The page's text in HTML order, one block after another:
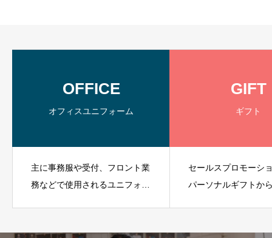
OFFICE
オフィスユニフォーム
主に事務服や受付、フロント業
務などで使用されるユニフォー
GIFT
ギフト
セールスプロモーシ
パーソナルギフトか